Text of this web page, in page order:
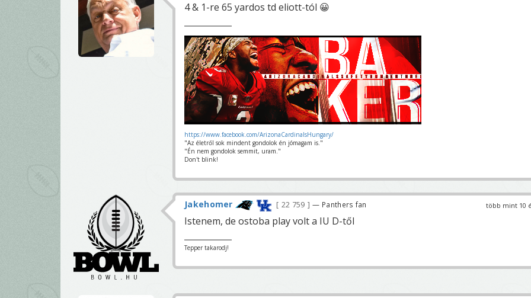
4 & 1-re 65 yardos td eliott-tól 😀
https://www.facebook.com/ArizonaCardinalsHungary/
"Az életről sok mindent gondolok én jómagam is."
"Én nem gondolok semmit, uram."
Don't blink!
több mint 10
Jakehomer 22 759 — Panthers fan
Istenem, de ostoba play volt a IU D-től
Tepper takarodj!